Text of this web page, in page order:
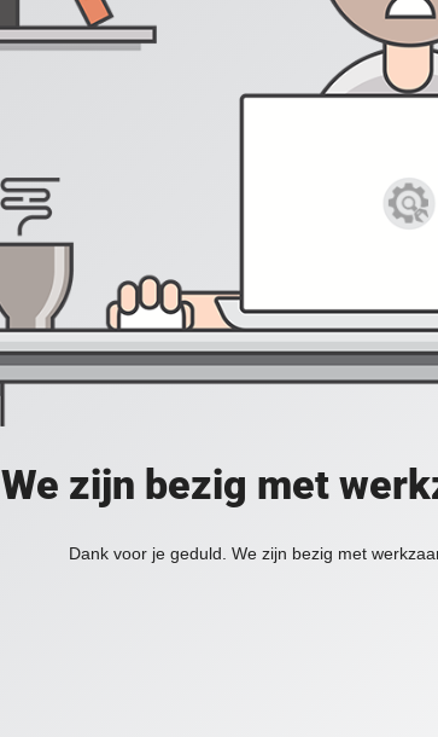
We zijn bezig met
Dank voor je geduld. We zijn bezig met